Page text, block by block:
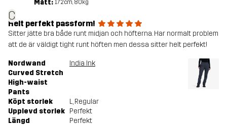
C
Mått: 172cm, 80kg
Helt perfekt passform!
Sitter jätte bra både runt midjan och höfterna. Har normalt problem
att de är väldigt tight runt höften men dessa sitter helt perfekt!
Nordwand
Curved Stretch
High-waist
Pants
India Ink
Köpt storlek L, Regular
Upplevd storlek Perfekt
Längd
Perfekt